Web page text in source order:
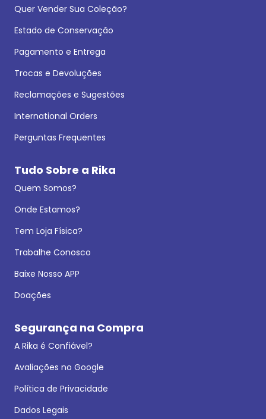
Quer Vender Sua Coleção?
Estado de Conservação
Pagamento e Entrega
Trocas e Devoluções
Reclamações e Sugestões
International Orders
Perguntas Frequentes
Tudo Sobre a Rika
Quem Somos?
Onde Estamos?
Tem Loja Física?
Trabalhe Conosco
Baixe Nosso APP
Doações
Segurança na Compra
A Rika é Confiável?
Avaliações no Google
Política de Privacidade
Dados Legais